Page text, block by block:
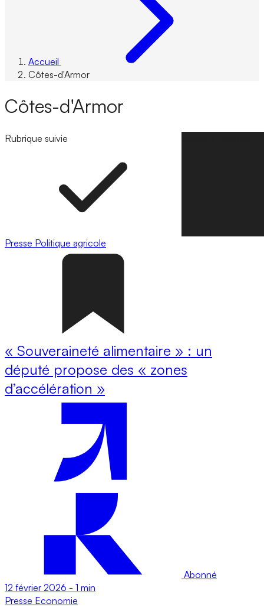
Accueil
Côtes-d'Armor
Côtes-d'Armor
Rubrique suivie
Presse Politique agricole
« Souveraineté alimentaire » : un
député propose des « zones
d’accélération »
Abonné
12 février 2026 - 1 min
Presse Economie